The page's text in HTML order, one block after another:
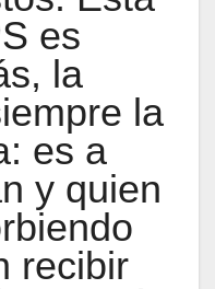
es
la
la
es a
y quien
recibir